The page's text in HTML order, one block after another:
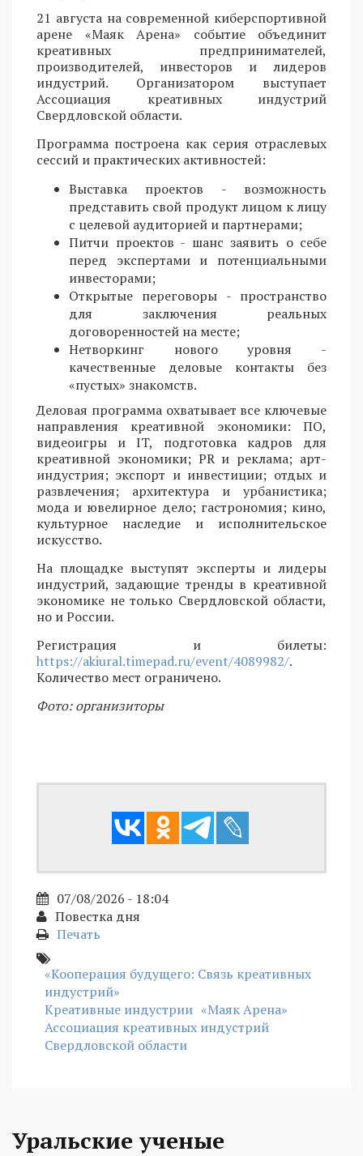
21 августа на современной киберспортивной
арене «Маяк Арена» событие объединит
креативных предпринимателей,
производителей, инвесторов и лидеров
индустрий. Организатором выступает
Ассоциация креативных индустрий
Свердловской области.
Программа построена как серия отраслевых
сессий и практических активностей:
Выставка проектов - возможность
представить свой продукт лицом к лицу
с целевой аудиторией и партнерами;
Питчи проектов - шанс заявить о себе
перед экспертами и потенциальными
инвесторами;
Открытые переговоры - пространство
для заключения реальных
договоренностей на месте;
Нетворкинг нового уровня -
качественные деловые контакты без
«пустых» знакомств.
Деловая программа охватывает все ключевые
направления креативной экономики: ПО,
видеоигры и IT, подготовка кадров для
креативной экономики; PR и реклама; арт-
индустрия; экспорт и инвестиции; отдых и
развлечения; архитектура и урбанистика;
мода и ювелирное дело; гастрономия; кино,
культурное наследие и исполнительское
искусство.
На площадке выступят эксперты и лидеры
индустрий, задающие тренды в креативной
экономике не только Свердловской области,
но и России.
Регистрация и билеты:
https://akiural.timepad.ru/event/4089982/.
Количество мест ограничено.
Фото: организиторы
07/08/2026 - 18:04
Повестка дня
Печать
«Кооперация будущего: Связь креативных
индустрий»
Креативные индустрии «Маяк Арена»
Ассоциация креативных индустрий
Свердловской области
Уральские ученые